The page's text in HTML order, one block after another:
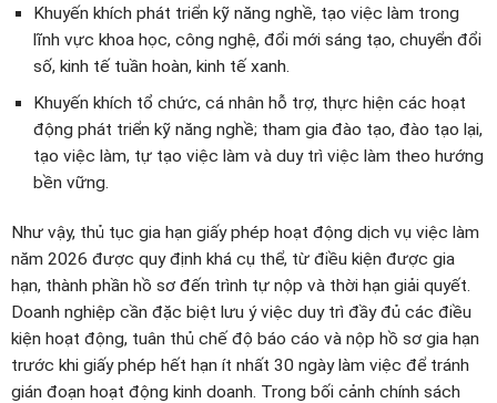
Khuyến khích phát triển kỹ năng nghề, tạo việc làm trong
lĩnh vực khoa học, công nghệ, đổi mới sáng tạo, chuyển đổi
số, kinh tế tuần hoàn, kinh tế xanh.
Khuyến khích tổ chức, cá nhân hỗ trợ, thực hiện các hoạt
động phát triển kỹ năng nghề; tham gia đào tạo, đào tạo lại,
tạo việc làm, tự tạo việc làm và duy trì việc làm theo hướng
bền vững.
Như vậy, thủ tục gia hạn giấy phép hoạt động dịch vụ việc làm
năm 2026 được quy định khá cụ thể, từ điều kiện được gia
hạn, thành phần hồ sơ đến trình tự nộp và thời hạn giải quyết.
Doanh nghiệp cần đặc biệt lưu ý việc duy trì đầy đủ các điều
kiện hoạt động, tuân thủ chế độ báo cáo và nộp hồ sơ gia hạn
trước khi giấy phép hết hạn ít nhất 30 ngày làm việc để tránh
gián đoạn hoạt động kinh doanh. Trong bối cảnh chính sách